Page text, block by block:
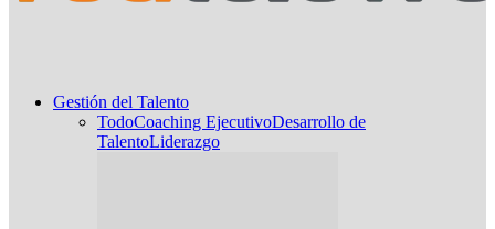
Gestión del Talento
TodoCoaching EjecutivoDesarrollo de
TalentoLiderazgo